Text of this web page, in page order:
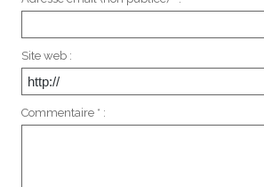
Site web :
Commentaire * :